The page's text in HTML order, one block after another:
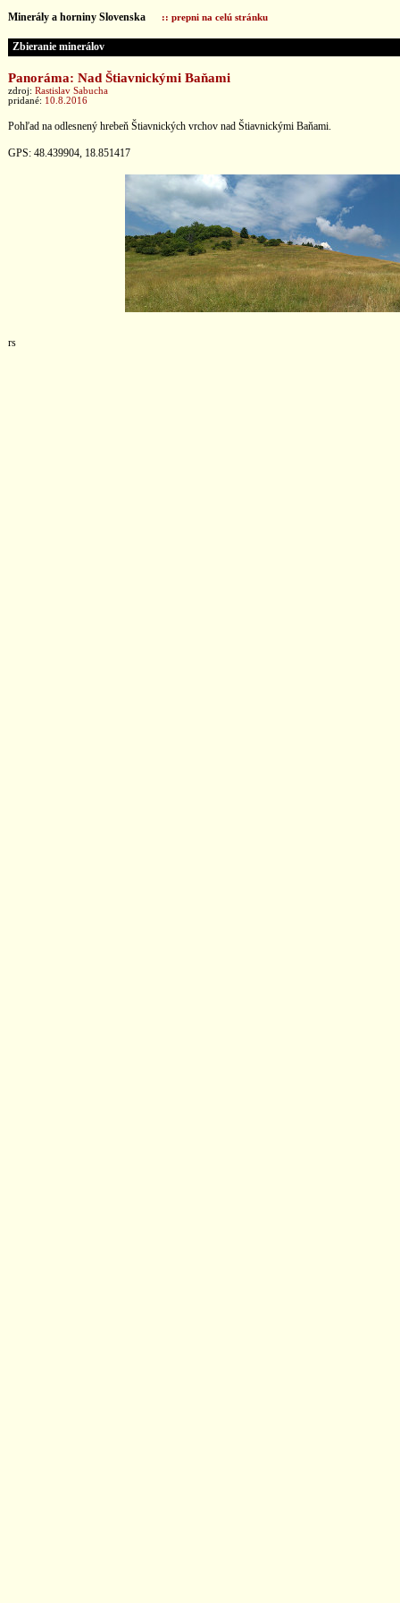
Minerály a horniny Slovenska :: prepni na celú stránku
Zbieranie minerálov
Panoráma: Nad Štiavnickými Baňami
zdroj: Rastislav Sabucha
pridané: 10.8.2016
Pohľad na odlesnený hrebeň Štiavnických vrchov nad Štiavnickými Baňami.
GPS: 48.439904, 18.851417
rs